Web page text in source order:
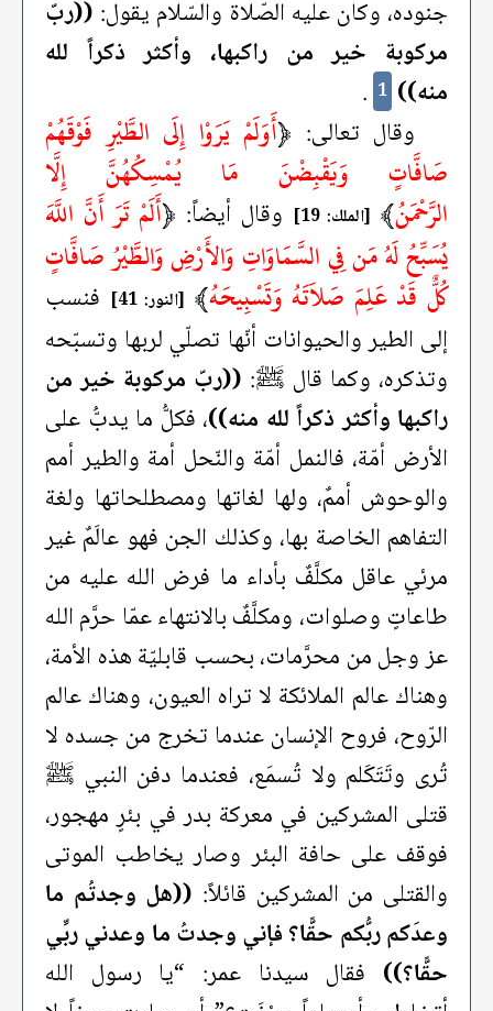
جنوده، وكان عليه الصّلاة والسّلام يقول: ((ربّ
مركوبة خير من راكبها، وأكثر ذكراً لله
منه)) 1
.
وقال تعالى: ﴿أَوَلَمْ يَرَوْا إِلَى الطَّيْرِ فَوْقَهُمْ
صَافَّاتٍ وَيَقْبِضْنَ مَا يُمْسِكُهُنَّ إِلَّا
الرَّحْمَنُ﴾ [الملك: 19] وقال أيضاً: ﴿أَلَمْ تَرَ أَنَّ اللَّهَ
يُسَبِّحُ لَهُ مَن فِي السَّمَاوَاتِ وَالأَرْضِ وَالطَّيْرُ صَافَّاتٍ
كُلٌّ قَدْ عَلِمَ صَلاَتَهُ وَتَسْبِيحَهُ﴾ [النور: 41]
فنسب
إلى الطير والحيوانات أنّها تصلّي لربها وتسبّحه
وتذكره، وكما قال ﷺ: ((ربّ مركوبة خير من
راكبها وأكثر ذكراً لله منه))، فكلُّ ما يدبُّ على
الأرض أمّة، فالنمل أمّة والنّحل أمة والطير أمم
والوحوش أممٌ، ولها لغاتها ومصطلحاتها ولغة
التفاهم الخاصة بها، وكذلك الجن فهو عالَمٌ غير
مرئي عاقل مكلَّفٌ بأداء ما فرض الله عليه من
طاعاتٍ وصلوات، ومكلَّفٌ بالانتهاء عمّا حرَّم الله
عز وجل من محرَّمات، بحسب قابليّة هذه الأمة،
وهناك عالم الملائكة لا تراه العيون، وهناك عالم
الرّوح، فروح الإنسان عندما تخرج من جسده لا
تُرى وتَتَكَلم ولا تُسمَع، فعندما دفن النبي ﷺ
قتلى المشركين في معركة بدر في بئرٍ مهجور،
فوقف على حافة البئر وصار يخاطب الموتى
والقتلى من المشركين قائلاً: ((هل وجدتُم ما
وعدَكم ربُّكم حقًّا؟ فإني وجدتُ ما وعدني ربِّي
حقًّا؟)) فقال سيدنا عمر: “يا رسول الله